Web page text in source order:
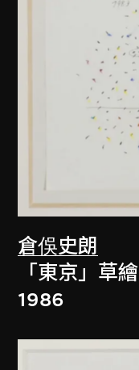
倉俁史朗
「東京」草繪
1986